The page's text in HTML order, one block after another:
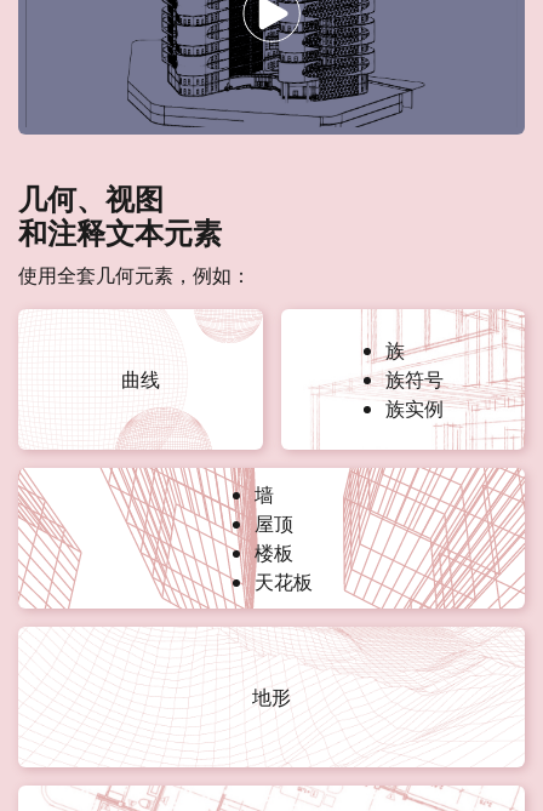
几何、视图
和注释文本元素
使用全套几何元素，例如：
曲线
族
族符号
族实例
墙
屋顶
楼板
天花板
地形